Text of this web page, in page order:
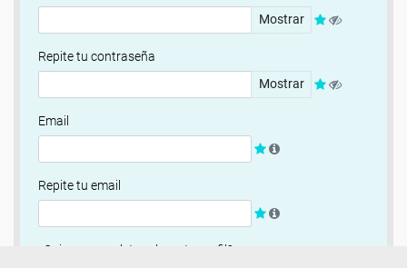
Mostrar
Repite tu contraseña
Mostrar
Email
Repite tu email
¿Quieres completar ahora tu perfil?